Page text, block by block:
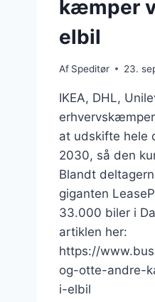
kæmper
elbil
Af Speditør 23.
IKEA, DHL,
at udskifte hele
2030, så den
Blandt
giganten
33.000 biler i
artiklen her:
https://
og-otte-andre-
i-elbil